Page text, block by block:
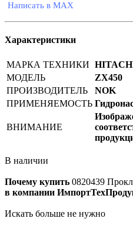
Написать в MAX
Характеристики
МАРКА ТЕХНИКИ
МОДЕЛЬ
ZX450
ПРОИЗВОДИТЕЛЬ
NOK
ПРИМЕНЯЕМОСТЬ
ВНИМАНИЕ
В наличии
Почему купить 0820439
в компании
Искать больше не нужно